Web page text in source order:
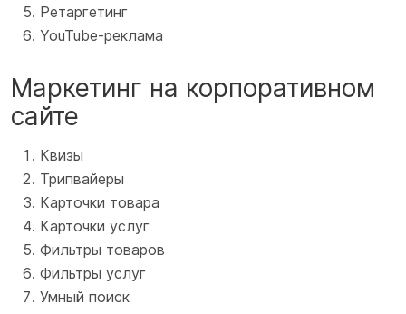
Ретаргетинг
YouTube-реклама
Маркетинг на корпоративном
сайте
Квизы
Трипвайеры
Карточки товара
Карточки услуг
Фильтры товаров
Фильтры услуг
Умный поиск